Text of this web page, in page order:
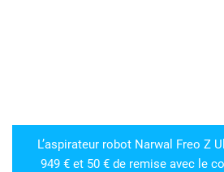
L’aspirateur robot Narwal Freo Z
949 € et 50 € de remise avec le